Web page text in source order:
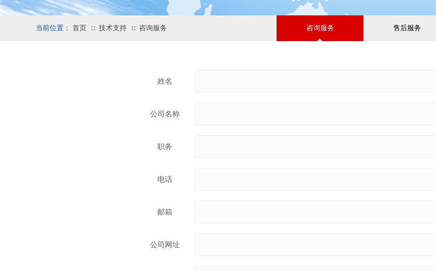
首页 ∷ 技术支持 ∷ 咨询服务
当前位置： 咨询服务 售后服务
姓名
公司名称
职务
电话
邮箱
公司网址